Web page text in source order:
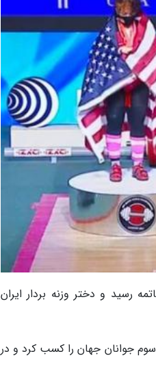
جهان به خاتمه رسید و دختر وزنه بردار ایران
را به ثبت رساند و مقام سوم جوانان جهان را کسب کرد و در